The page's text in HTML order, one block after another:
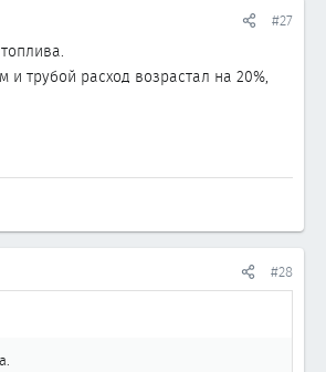
#27
трубой расход возрастал на 20%,
#28